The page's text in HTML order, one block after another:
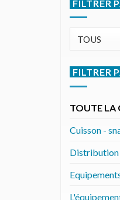
FILTRER
FILTRER
TOUTE LA
Cuisson -
Distribution